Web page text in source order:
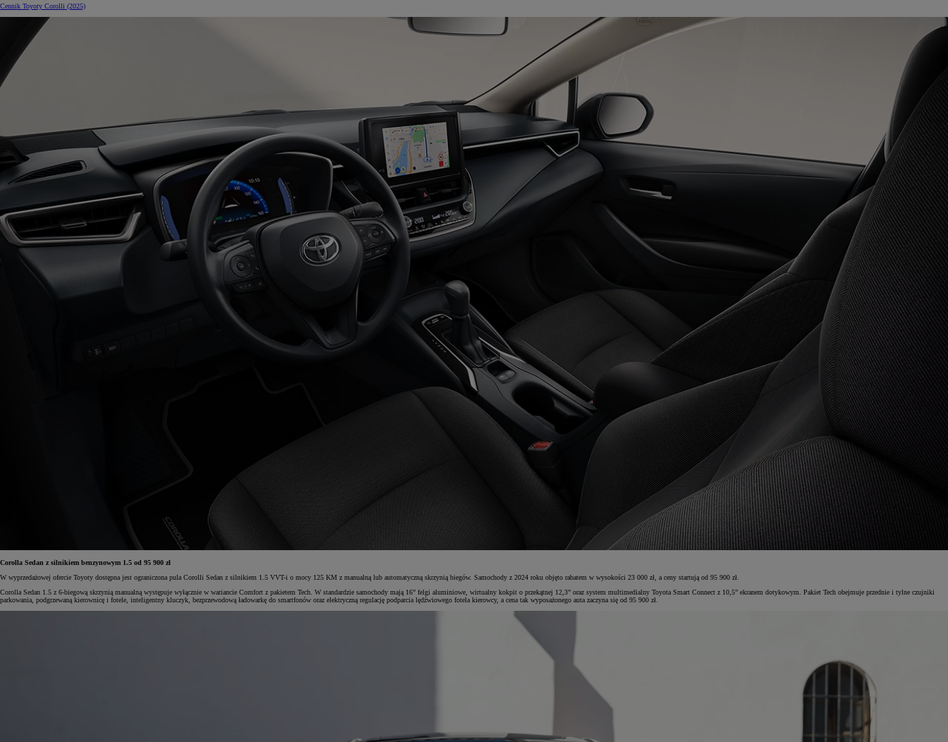
Cennik Toyoty Corolli (2025)
Corolla Sedan z silnikiem benzynowym 1.5 od 95 900 zł
W wyprzedażowej ofercie Toyoty dostępna jest ograniczona pula Corolli Sedan z silnikiem 1.5 VVT-i o mocy 125 KM z manualną lub automatyczną skrzynią biegów. Samochody z 2024 roku objęto rabatem w wysokości 23 000 zł, a ceny startują od 95 900 zł.
Corolla Sedan 1.5 z 6-biegową skrzynią manualną występuje wyłącznie w wariancie Comfort z pakietem Tech. W standardzie samochody mają 16” felgi aluminiowe, wirtualny kokpit o przekątnej 12,3” oraz system multimedialny Toyota Smart Connect z 10,5” ekranem dotykowym. Pakiet Tech obejmuje przednie i tylne czujniki
parkowania, podgrzewaną kierownicę i fotele, inteligentny kluczyk, bezprzewodową ładowarkę do smartfonów oraz elektryczną regulację podparcia lędźwiowego fotela kierowcy, a cena tak wyposażonego auta zaczyna się od 95 900 zł.